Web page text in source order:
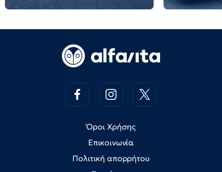
Όροι Χρήσης
Επικοινωνία
Πολιτική απορρήτου